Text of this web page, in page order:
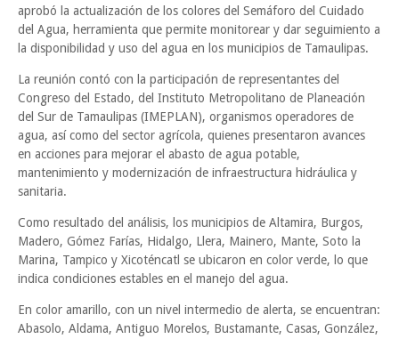
aprobó la actualización de los colores del Semáforo del Cuidado
del Agua, herramienta que permite monitorear y dar seguimiento a
la disponibilidad y uso del agua en los municipios de Tamaulipas.
La reunión contó con la participación de representantes del
Congreso del Estado, del Instituto Metropolitano de Planeación
del Sur de Tamaulipas (IMEPLAN), organismos operadores de
agua, así como del sector agrícola, quienes presentaron avances
en acciones para mejorar el abasto de agua potable,
mantenimiento y modernización de infraestructura hidráulica y
sanitaria.
Como resultado del análisis, los municipios de Altamira, Burgos,
Madero, Gómez Farías, Hidalgo, Llera, Mainero, Mante, Soto la
Marina, Tampico y Xicoténcatl se ubicaron en color verde, lo que
indica condiciones estables en el manejo del agua.
En color amarillo, con un nivel intermedio de alerta, se encuentran:
Abasolo, Aldama, Antiguo Morelos, Bustamante, Casas, González,